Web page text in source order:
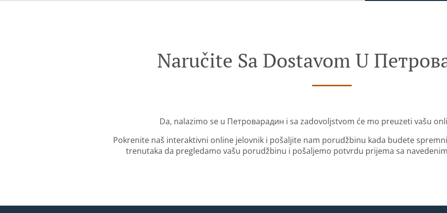
Naručite Sa Dostavom U
Da, nalazimo se u Петроварадин i sa zadovoljstvom će mo preuzeti vašu
Pokrenite naš interaktivni online jelovnik i pošaljite nam porudžbinu kada budete
trenutaka da pregledamo vašu porudžbinu i pošaljemo potvrdu prijema sa